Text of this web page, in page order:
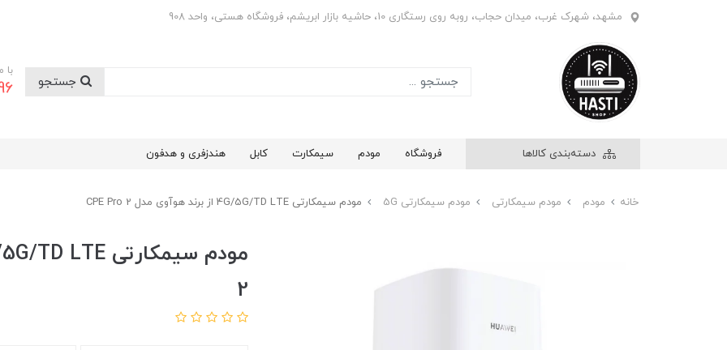
مشهد، شهرک غرب، میدان حجاب، روبه روی رستگاری 10، حاشیه بازار ابریشم، فروشگاه هستی، واحد 908
با
دسته‌بندی کالاها فروشگاه مودم سیمکارت کابل هندزفری و هدفون
خانه مودم مودم سیمکارتی مودم سیمکارتی 5G مودم سیمکارتی 4G/5G/TD LTE از برند هوآوی مدل CPE Pro 2
2